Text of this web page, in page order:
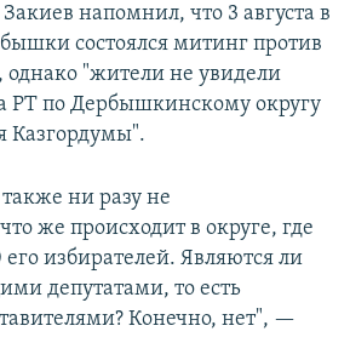
напомнил, что 3 августа в
состоялся митинг против
однако "жители не увидели
РТ по Дербышкинскому округу
Казгордумы".
ни разу не
же происходит в округе, где
избирателей. Являются ли
депутатами, то есть
Конечно, нет", —